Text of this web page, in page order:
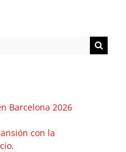
Barcelona 2026
con la